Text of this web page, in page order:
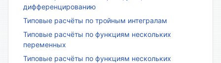
дифференцированию
Типовые расчёты по тройным интегралам
Типовые расчёты по функциям нескольких
переменных
Типовые расчёты по функциям нескольких